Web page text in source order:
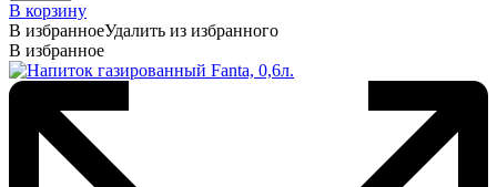
В корзину
В избранноеУдалить из избранного
В избранное